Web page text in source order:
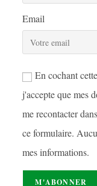
Email
En cochant
j'accepte que mes
me recontacter
ce formulaire.
mes informations.